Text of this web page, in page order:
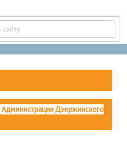
Администрация Дзержинского